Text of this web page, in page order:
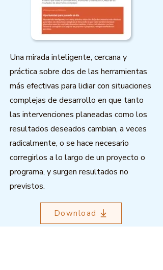
Una mirada inteligente, cercana y
práctica sobre dos de las herramientas
más efectivas para lidiar con situaciones
complejas de desarrollo en que tanto
las intervenciones planeadas como los
resultados deseados cambian, a veces
radicalmente, o se hace necesario
corregirlos a lo largo de un proyecto o
programa, y surgen resultados no
previstos.
Download